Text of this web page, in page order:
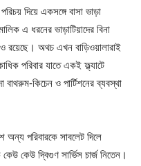
দিয়ে একসঙ্গে বাসা ভাড়া
এ ধরনের ভাড়াটিয়াদের বিনা
রয়েছে। অথচ এখন বাড়িওয়ালারাই
পরিবার যাতে একই ফ্ল্যাটে
কিচেন ও পার্টিশনের ব্যবস্থা
অন্য পরিবারকে সাবলেট দিলে
কেউ দ্বিগুণ সার্ভিস চার্জ নিতেন।